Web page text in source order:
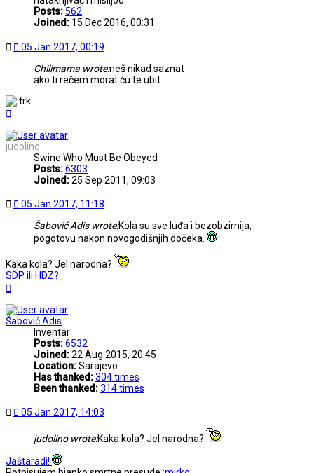
Posts:562
Joined: 15 Dec 2016, 00:31
Post05 Jan 2017, 00:19
Chilimama wrote:neš nikad saznat
ako ti rečem morat ću te ubit
judolino
Swine Who Must Be Obeyed
Posts:6303
Joined:25 Sep 2011, 09:03
Post05 Jan 2017, 11:18
Šabović Adis wrote:Kola su sve luđa i bezobzirnija,
pogotovu nakon novogodišnjih dočeka.
Kaka kola? Jel narodna?
SDP ili HDZ?
Šabović Adis
Inventar
Posts:6532
Joined:22 Aug 2015, 20:45
Location:Sarajevo
Has thanked:304 times
Been thanked:314 times
Post05 Jan 2017, 14:03
judolino wrote:Kaka kola? Jel narodna?
Jaštaradi!